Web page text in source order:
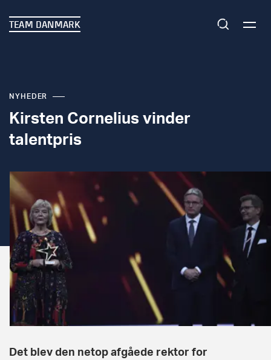
TEAM DANMARK
NYHEDER
Kirsten Cornelius vinder
talentpris
Det blev den netop afgåede rektor for